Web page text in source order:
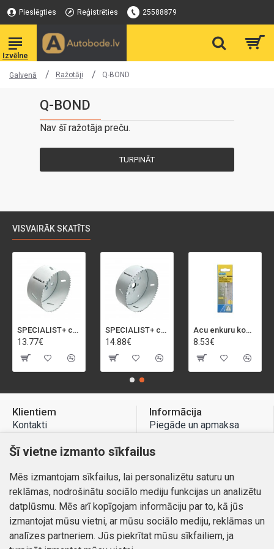
Pieslēgties Reģistrēties 25588879
Galvenā Ražotāji Q-BOND
Q-BOND
Nav šī ražotāja preču.
TURPINĀT
VISVAIRĀK SKATĪTS
SPECIALIST+ caurumu zāģis BI-METAL, 92 mm
13.77€
SPECIALIST+ caurumu zāģis BI-METAL, 98 mm
14.88€
Acu enkuru komplekts, 3-13 mm, Rapid, 12 gab.
8.53€
Klientiem
Kontakti
Preču atgriešana
Mans profils
Pasūtījumi
Informācija
Piegāde un apmaksa
Atteikuma tiesības
Kontakti
Šī vietne izmanto sīkfailus
Mēs izmantojam sīkfailus, lai personalizētu saturu un
reklāmas, nodrošinātu sociālo mediju funkcijas un analizētu
datplūsmu. Mēs arī kopīgojam informāciju par to, kā jūs
izmantojat mūsu vietni, ar mūsu sociālo mediju, reklāmas un
analīzes partneriem. Jūs piekrītat mūsu sīkfailiem, ja